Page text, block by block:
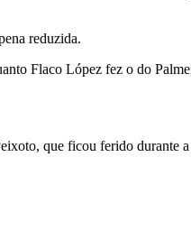
reduzida.
Flaco López fez o do
que ficou ferido durante